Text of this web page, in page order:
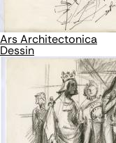
Ars Architectonica
Dessin